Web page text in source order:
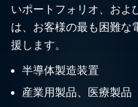
いポートフォリオ、およ
は、お客様の最も困難な
援します。
半導体製造装置
産業用製品、医療製品